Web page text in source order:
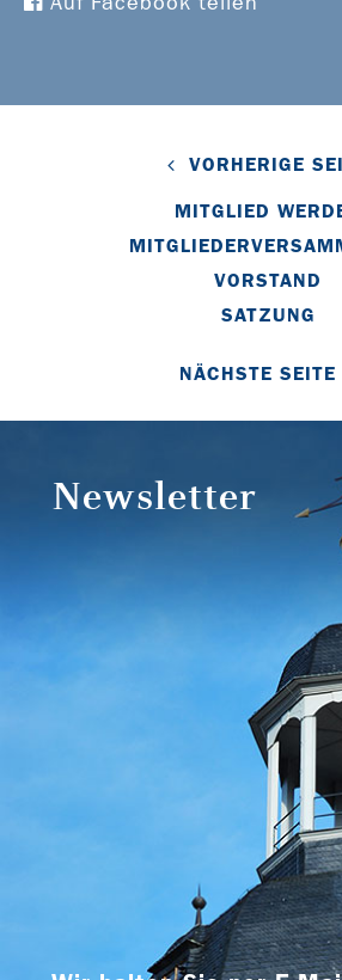
VORHERIGE
MITGLIED
VORSTAND
SATZUNG
NÄCHSTE SEITE
Newsletter